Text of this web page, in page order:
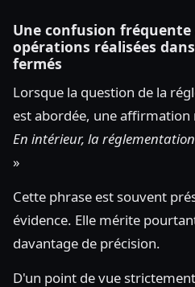
Une confusion
opérations réalisées
fermés
Lorsque la question de la
est abordée, une
En intérieur, la
»
Cette phrase est souvent
évidence. Elle mérite
davantage de précision.
D'un point de vue